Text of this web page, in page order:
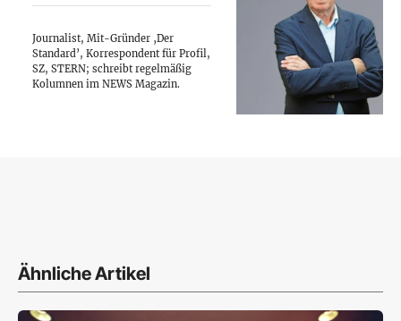
Journalist, Mit-Gründer ‚Der
Standard’, Korrespondent für Profil,
SZ, STERN; schreibt regelmäßig
Kolumnen im NEWS Magazin.
Ähnliche Artikel